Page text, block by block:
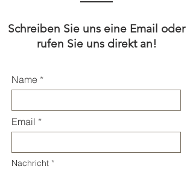
Schreiben Sie uns eine Email oder
rufen Sie uns direkt an!
Name
Email
Nachricht